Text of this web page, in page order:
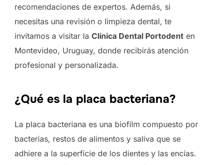
recomendaciones de expertos. Además, si
necesitas una revisión o limpieza dental, te
invitamos a visitar la Clínica Dental Portodent en
Montevideo, Uruguay, donde recibirás atención
profesional y personalizada.
¿Qué es la placa bacteriana?
La placa bacteriana es una biofilm compuesto por
bacterias, restos de alimentos y saliva que se
adhiere a la superficie de los dientes y las encías.